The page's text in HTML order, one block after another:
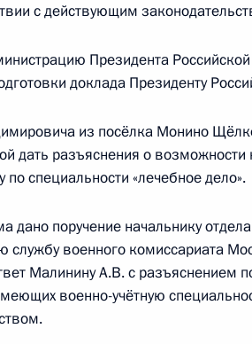
жителя Хабаровского края,
Федерации
Михаилом Брюхановым в
граждан в Москве 30
поручения, данного по итогам
жительницы Московской
Федерации первым
с действующим
Президента
доклада Президенту
из посёлка Монино
дать разъяснения о
специальности «лечебное дело».
дано поручение начальнику
службу военного комиссариата
Малинину А.В. с разъяснением
военно-учётную